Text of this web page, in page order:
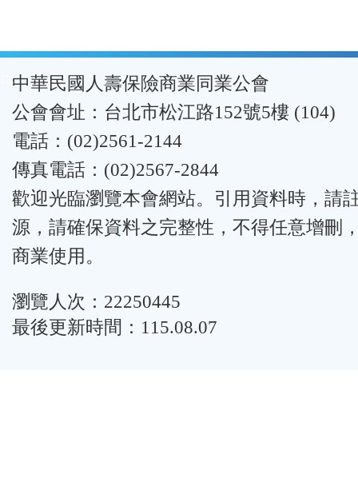
:::中華民國人壽保險商業同業公會
公會會址：台北市松江路152號5樓 (104)
電話：(02)2561-2144
傳真電話：(02)2567-2844
歡迎光臨瀏覽本會網站。引用資料時，請
源，請確保資料之完整性，不得任意增刪
商業使用。
瀏覽人次：22250445
最後更新時間：115.08.07